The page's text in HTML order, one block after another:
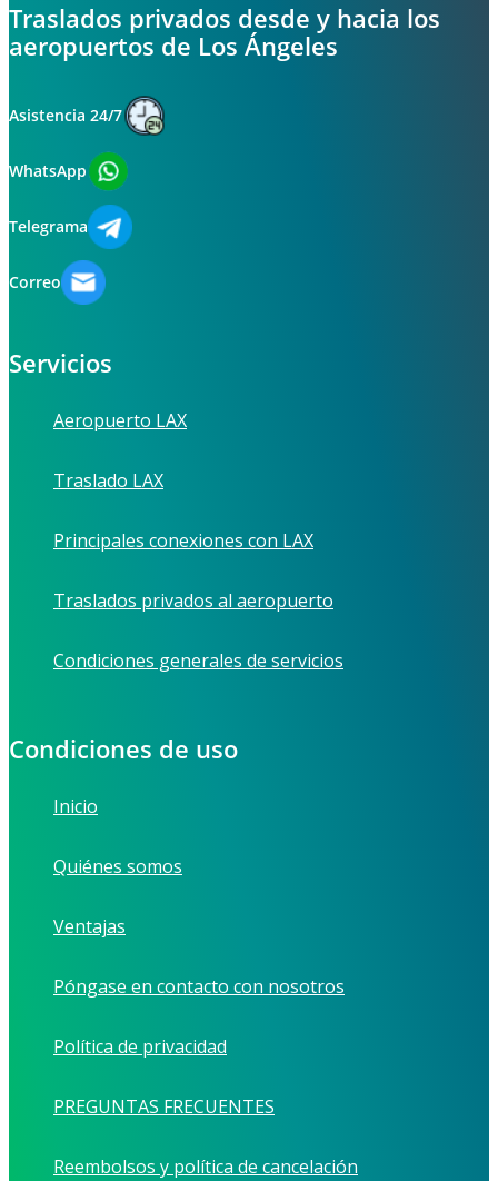
Traslados privados desde y hacia los
aeropuertos de Los Ángeles
Asistencia 24/7
WhatsApp
Telegrama
Correo
Servicios
Aeropuerto LAX
Traslado LAX
Principales conexiones con LAX
Traslados privados al aeropuerto
Condiciones generales de servicios
Condiciones de uso
Inicio
Quiénes somos
Ventajas
Póngase en contacto con nosotros
Política de privacidad
PREGUNTAS FRECUENTES
Reembolsos y política de cancelación